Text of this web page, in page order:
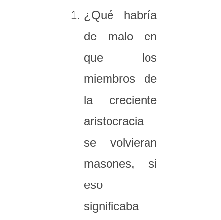
¿Qué habría
de malo en
que los
miembros de
la creciente
aristocracia
se volvieran
masones, si
eso
significaba